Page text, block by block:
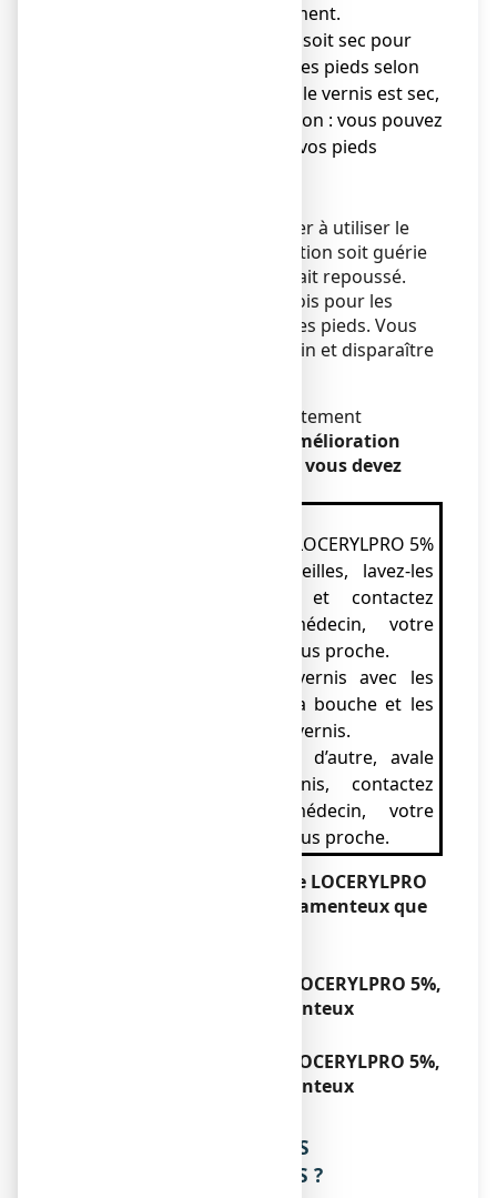
toute la durée du traitement.
● Attendez que le vernis soit sec pour
vous laver les mains ou les pieds selon
les cas. En effet, lorsque le vernis est sec,
il résiste à l’eau et au savon : vous pouvez
donc laver vos mains et vos pieds
Il est important de continuer à utiliser le
vernis jusqu’à ce que l’infection soit guérie
et qu’un nouvel ongle sain ait repoussé.
Ceci demande environ 6 mois pour les
mains et 9 à 12 mois pour les pieds. Vous
verrez apparaître l’ongle sain et disparaître
Après traitement
Si vous n’observez pas d’amélioration
après 3 mois d’utilisation, vous devez
● Si vous recevez du vernis LOCERYLPRO 5%
dans les yeux ou les oreilles, lavez-les
immédiatement à l’eau et contactez
immédiatement votre médecin, votre
pharmacien ou l’hôpital le plus proche.
● Evitez le contact du vernis avec les
muqueuses (par exemple la bouche et les
narines). Ne respirez pas le vernis.
● Si vous, ou quelqu’un d’autre, avale
accidentellement du vernis, contactez
immédiatement votre médecin, votre
pharmacien ou l’hôpital le plus proche.
Si vous avez utilisé plus de LOCERYLPRO
5%, vernis à ongles médicamenteux que
Si vous oubliez d’utiliser LOCERYLPRO 5%,
vernis à ongles médicamenteux
Si vous arrêtez d’utiliser LOCERYLPRO 5%,
vernis à ongles médicamenteux
4. QUELS SONT LES EFFETS
INDESIRABLES EVENTUELS ?